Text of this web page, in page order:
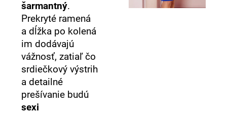
šarmantný.
Prekryté ramená
a dĺžka po kolená
im dodávajú
vážnosť, zatiaľ čo
srdiečkový výstrih
a detailné
prešívanie budú
sexi